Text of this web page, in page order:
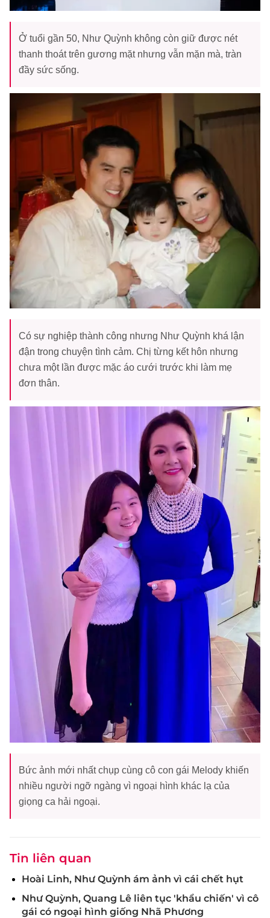
Ở tuổi gần 50, Như Quỳnh không còn giữ được nét
thanh thoát trên gương mặt nhưng vẫn mặn mà, tràn
đầy sức sống.
Có sự nghiệp thành công nhưng Như Quỳnh khá lận
đận trong chuyện tình cảm. Chị từng kết hôn nhưng
chưa một lần được mặc áo cưới trước khi làm mẹ
đơn thân.
Bức ảnh mới nhất chụp cùng cô con gái Melody khiến
nhiều người ngỡ ngàng vì ngoại hình khác lạ của
giọng ca hải ngoại.
Tin liên quan
Hoài Linh, Như Quỳnh ám ảnh vì cái chết hụt
Như Quỳnh, Quang Lê liên tục 'khẩu chiến' vì cô
gái có ngoại hình giống Nhã Phương